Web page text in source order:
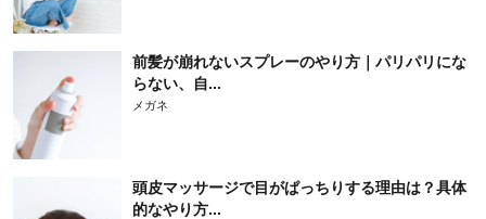
前髪が崩れないスプレーのやり方｜パリパリにな
らない、自...
メガネ
頭皮マッサージで目がぱっちりする理由は？具体
的なやり方...